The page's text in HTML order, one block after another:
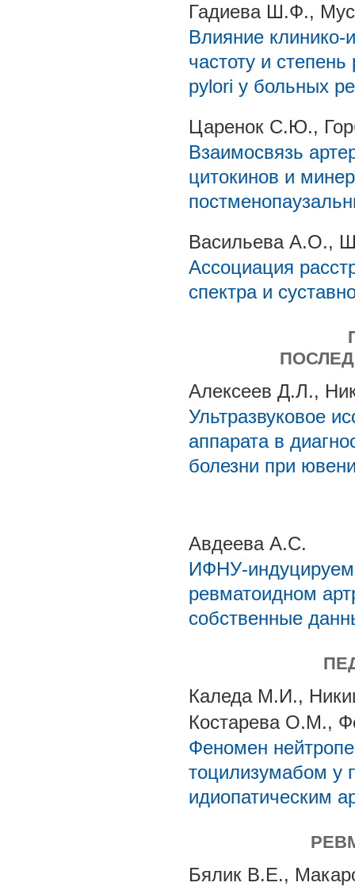
Гадиева Ш.Ф.,
Влияние клинико-
частоту и
pylori у больных
Царенок С.Ю.,
Взаимосвязь
цитокинов и
Васильева А.О.,
Ассоциация
спектра и
Алексеев Д.Л.,
Ультразвуковое
аппарата в
болезни при
Авдеева А.С.
ИФНУ-
ревматоидном
собственные
Каледа М.И.,
Костарева О.М.,
Феномен
тоцилизумабом у
идиопатическим
Бялик В.Е.,